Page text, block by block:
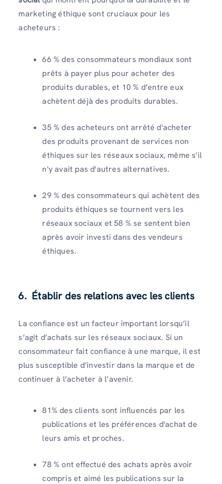
marketing éthique sont cruciaux pour les
acheteurs :
66 % des consommateurs mondiaux sont
prêts à payer plus pour acheter des
produits durables, et 10 % d’entre eux
achètent déjà des produits durables.
35 % des acheteurs ont arrêté d'acheter
des produits provenant de services non
éthiques sur les réseaux sociaux, même s'il
n'y avait pas d'autres alternatives.
29 % des consommateurs qui achètent des
produits éthiques se tournent vers les
réseaux sociaux et 58 % se sentent bien
après avoir investi dans des vendeurs
éthiques.
6. Établir des relations avec les clients
La confiance est un facteur important lorsqu’il
s’agit d’achats sur les réseaux sociaux. Si un
consommateur fait confiance à une marque, il est
plus susceptible d’investir dans la marque et de
continuer à l’acheter à l’avenir.
81% des clients sont influencés par les
publications et les préférences d'achat de
leurs amis et proches.
78 % ont effectué des achats après avoir
compris et aimé les publications sur la